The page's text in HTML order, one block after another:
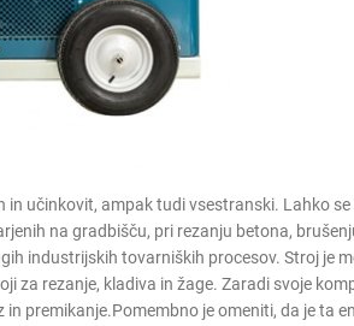
in učinkovit, ampak tudi vsestranski. Lahko
na gradbišču, pri rezanju betona,
industrijskih tovarniških procesov. Stroj je
za rezanje, kladiva in žage. Zaradi svoje
premikanje.Pomembno je omeniti, da je ta